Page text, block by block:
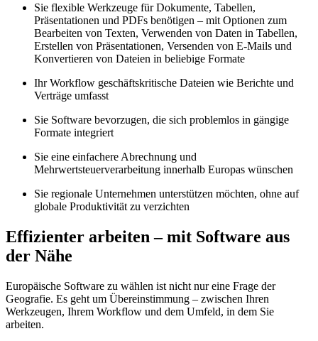
Sie flexible Werkzeuge für Dokumente, Tabellen,
Präsentationen und PDFs benötigen – mit Optionen zum
Bearbeiten von Texten, Verwenden von Daten in Tabellen,
Erstellen von Präsentationen, Versenden von E-Mails und
Konvertieren von Dateien in beliebige Formate
Ihr Workflow geschäftskritische Dateien wie Berichte und
Verträge umfasst
Sie Software bevorzugen, die sich problemlos in gängige
Formate integriert
Sie eine einfachere Abrechnung und
Mehrwertsteuerverarbeitung innerhalb Europas wünschen
Sie regionale Unternehmen unterstützen möchten, ohne auf
globale Produktivität zu verzichten
Effizienter arbeiten – mit Software aus
der Nähe
Europäische Software zu wählen ist nicht nur eine Frage der
Geografie. Es geht um Übereinstimmung – zwischen Ihren
Werkzeugen, Ihrem Workflow und dem Umfeld, in dem Sie
arbeiten.